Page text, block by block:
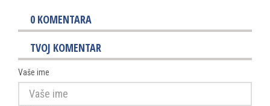
0 KOMENTARA
TVOJ KOMENTAR
Vaše ime